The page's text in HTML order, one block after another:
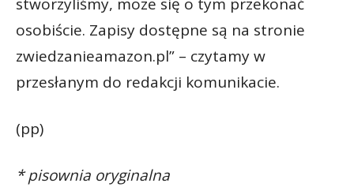
osobiście. Zapisy dostępne są na stronie
zwiedzanieamazon.pl” – czytamy w
przesłanym do redakcji komunikacie.
(pp)
* pisownia oryginalna